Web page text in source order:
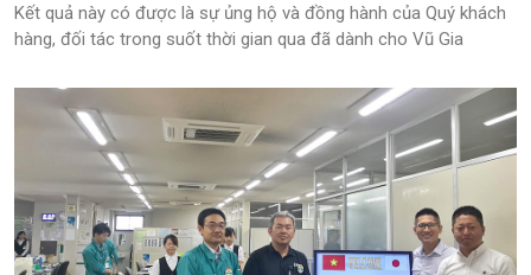
Kết quả này có được là sự ủng hộ và đồng hành của Quý khách
hàng, đối tác trong suốt thời gian qua đã dành cho Vũ Gia